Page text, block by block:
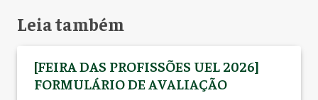
Leia também
[FEIRA DAS PROFISSÕES UEL 2026]
FORMULÁRIO DE AVALIAÇÃO